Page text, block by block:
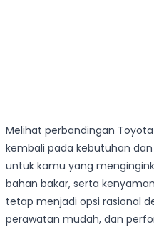
Melihat perbandingan Toyota
kembali pada kebutuhan
untuk kamu yang
bahan bakar, serta
tetap menjadi opsi rasional
perawatan mudah, dan